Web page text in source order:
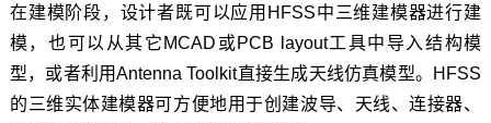
在建模阶段，设计者既可以应用HFSS中三维建模器进行建
模，也可以从其它MCAD或PCB layout工具中导入结构模
型，或者利用Antenna Toolkit直接生成天线仿真模型。HFSS
的三维实体建模器可方便地用于创建波导、天线、连接器、